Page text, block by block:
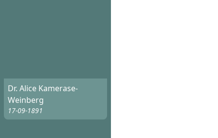
Dr. Alice Kamerase-
Weinberg
17-09-1891